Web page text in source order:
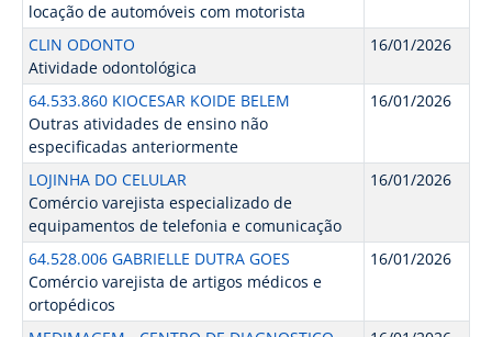
locação de automóveis com motorista
CLIN ODONTO
Atividade odontológica
16/01/2026
64.533.860 KIOCESAR KOIDE BELEM
Outras atividades de ensino não
especificadas anteriormente
16/01/2026
LOJINHA DO CELULAR
Comércio varejista especializado de
equipamentos de telefonia e comunicação
16/01/2026
64.528.006 GABRIELLE DUTRA GOES
Comércio varejista de artigos médicos e
ortopédicos
16/01/2026